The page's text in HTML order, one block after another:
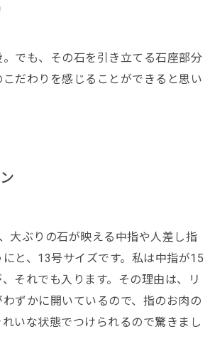
でも、その石を引き立てる石座部分
だわりを感じることができると思い
大ぶりの石が映える中指や人差し指
と、13号サイズです。私は中指が15
それでも入ります。その理由は、リ
ずかに開いているので、指のお肉の
いな状態でつけられるので驚きまし